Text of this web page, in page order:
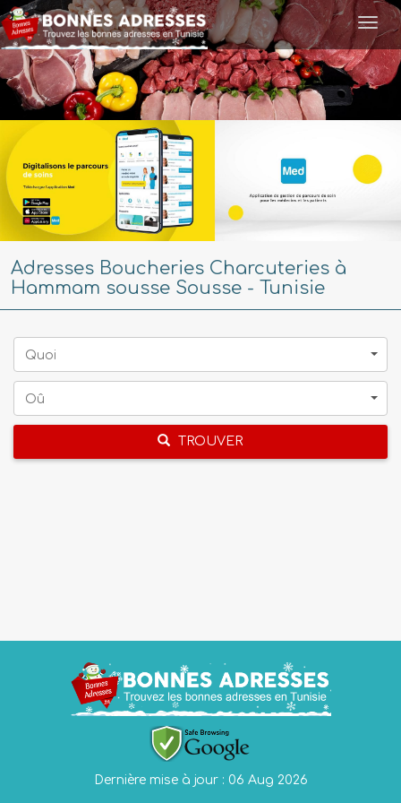
Adresses Boucheries Charcuteries à
Hammam sousse Sousse - Tunisie
Quoi
Oû
TROUVER
Dernière mise à jour : 06 Aug 2026